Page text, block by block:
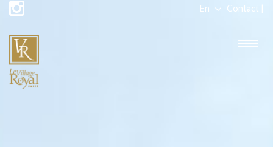
En
Fr
Contact |